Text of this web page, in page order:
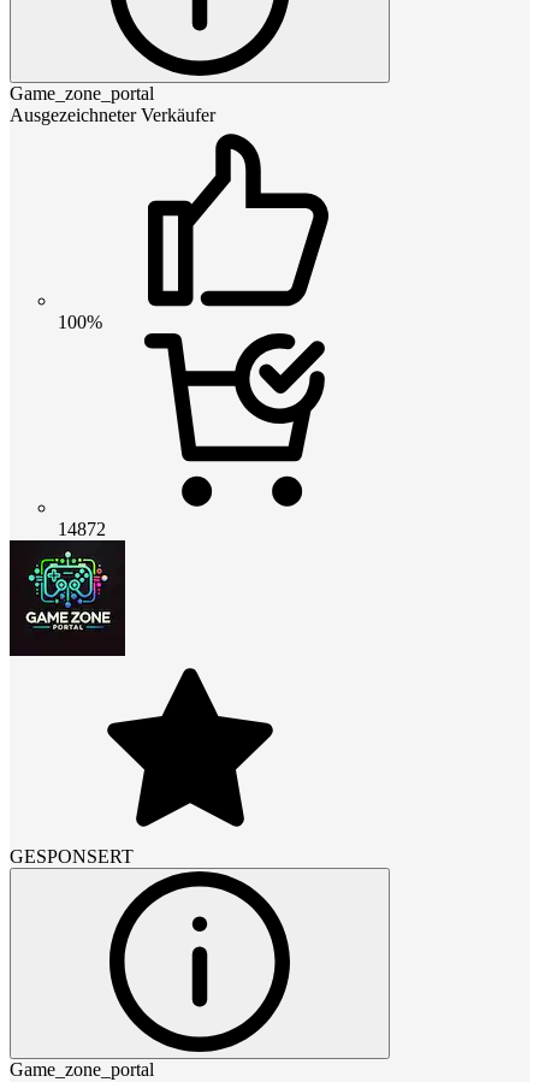
Game_zone_portal
Ausgezeichneter Verkäufer
100%
14872
GESPONSERT
Game_zone_portal